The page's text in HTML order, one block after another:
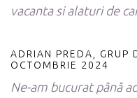
vacanta si alaturi de
ADRIAN PREDA, GRUP
OCTOMBRIE 2024
Ne-am bucurat până